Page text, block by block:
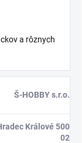
a rôznych
Š-HOBBY s.r.o.
Králové 500
02